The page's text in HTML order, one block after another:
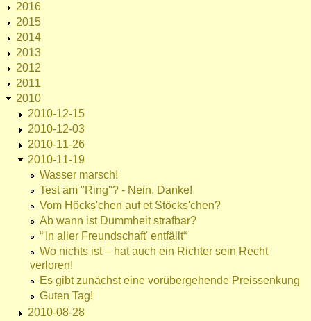
2016
2015
2014
2013
2012
2011
2010
2010-12-15
2010-12-03
2010-11-26
2010-11-19
Wasser marsch!
Test am "Ring"? - Nein, Danke!
Vom Höcks'chen auf et Stöcks'chen?
Ab wann ist Dummheit strafbar?
“'In aller Freundschaft' entfällt“
Wo nichts ist – hat auch ein Richter sein Recht
verloren!
Es gibt zunächst eine vorübergehende Preissenkung
Guten Tag!
2010-08-28